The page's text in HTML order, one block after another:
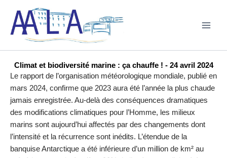
contenu
Climat et biodiversité marine : ça chauffe ! - 24 avril 2024
Le rapport de l’organisation météorologique mondiale, publié en
mars 2024, confirme que 2023 aura été l’année la plus chaude
jamais enregistrée. Au-delà des conséquences dramatiques
des modifications climatiques pour l’Homme, les milieux
marins sont aujourd’hui affectés par des changements dont
l’intensité et la récurrence sont inédits. L’étendue de la
banquise Antarctique a été inférieure d’un million de km² au